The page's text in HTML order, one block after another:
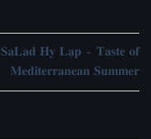
𝐒𝐚𝐋𝐚𝐝 𝐇𝐲 𝐋𝐚̣𝐩 – 𝐓𝐚𝐬𝐭𝐞 𝐨𝐟
𝐌𝐞𝐝𝐢𝐭𝐞𝐫𝐫𝐚𝐧𝐞𝐚𝐧 𝐒𝐮𝐦𝐦𝐞𝐫